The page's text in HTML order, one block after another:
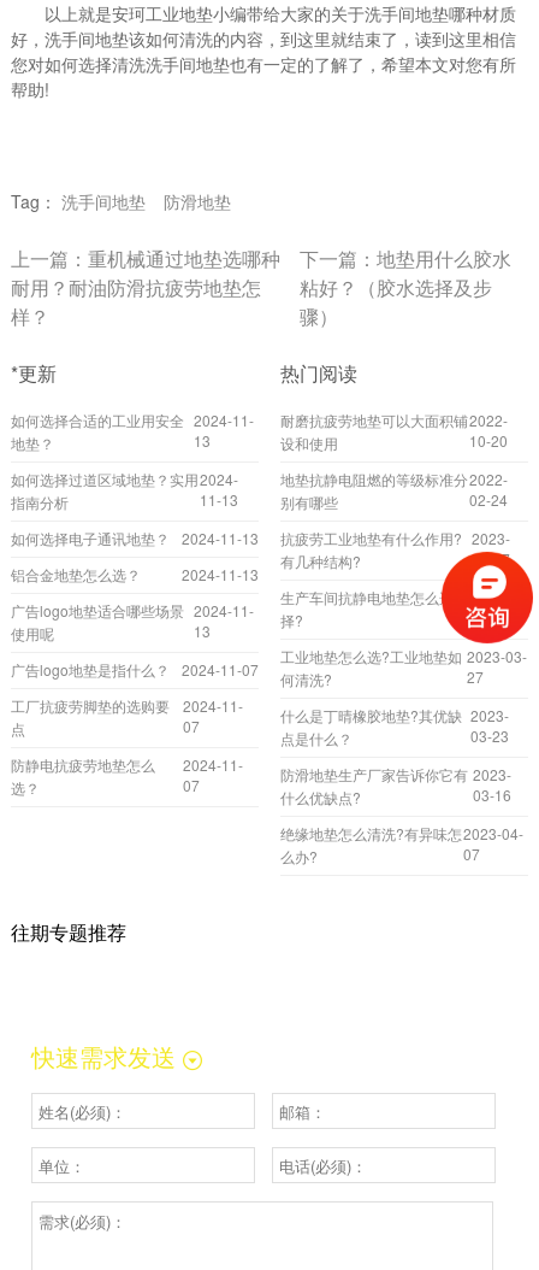
以上就是安珂工业地垫小编带给大家的关于洗手间地垫哪种材质
好，洗手间地垫该如何清洗的内容，到这里就结束了，读到这里相信
您对如何选择清洗洗手间地垫也有一定的了解了，希望本文对您有所
帮助!
Tag： 洗手间地垫 防滑地垫
上一篇： 重机械通过地垫选哪种
耐用？耐油防滑抗疲劳地垫怎
样？
下一篇： 地垫用什么胶水
粘好？（胶水选择及步
骤）
*更新
如何选择合适的工业用安全
地垫？
2024-11-
13
如何选择过道区域地垫？实用
指南分析
2024-
11-13
如何选择电子通讯地垫？
2024-11-13
铝合金地垫怎么选？
2024-11-13
广告logo地垫适合哪些场景
使用呢
2024-11-
13
广告logo地垫是指什么？
2024-11-07
工厂抗疲劳脚垫的选购要
点
2024-11-
07
防静电抗疲劳地垫怎么
选？
2024-11-
07
热门阅读
耐磨抗疲劳地垫可以大面积铺
设和使用
2022-
10-20
地垫抗静电阻燃的等级标准分
别有哪些
2022-
02-24
抗疲劳工业地垫有什么作用?
有几种结构?
2023-
04-17
生产车间抗静电地垫怎么选
择?
2023-02-
17
工业地垫怎么选?工业地垫如
何清洗?
2023-03-
27
什么是丁晴橡胶地垫?其优缺
点是什么？
2023-
03-23
防滑地垫生产厂家告诉你它有
什么优缺点?
2023-
03-16
绝缘地垫怎么清洗?有异味怎
么办?
2023-04-
07
往期专题推荐
快速需求发送